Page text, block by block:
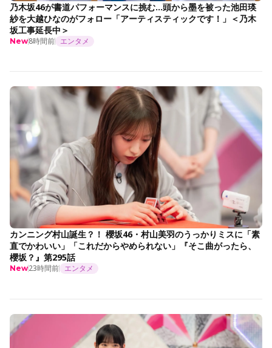
乃木坂46が書道パフォーマンスに挑む…頭から墨を被った池田瑛
紗を大越ひなのがフォロー「アーティスティックです！」＜乃木
坂工事延長中＞
New8時間前 エンタメ
カンニング村山誕生？！ 櫻坂46・村山美羽のうっかりミスに「素
直でかわいい」「これだからやめられない」『そこ曲がったら、
櫻坂？』第295話
New23時間前 エンタメ